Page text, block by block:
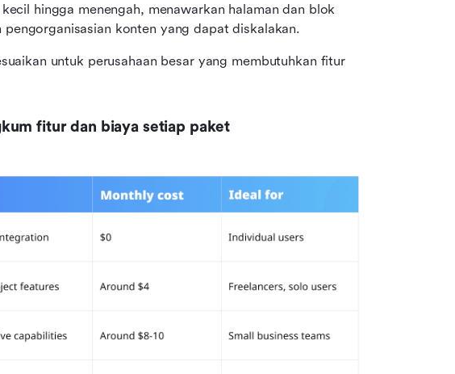
hingga menengah, menawarkan halaman dan blok
konten yang dapat diskalakan.
untuk perusahaan besar yang membutuhkan fitur
fitur dan biaya setiap paket